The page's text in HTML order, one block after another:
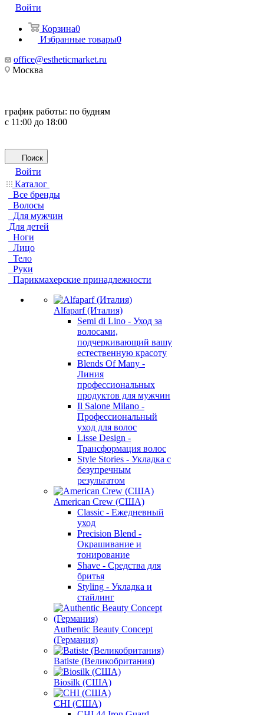
Войти
Корзина0
Избранные товары0
office@estheticmarket.ru
Москва
график работы: по будням
с 11:00 до 18:00
Поиск
Войти
Каталог
Все бренды
Волосы
Для мужчин
Для детей
Ноги
Лицо
Тело
Руки
Парикмахерские принадлежности
Alfaparf (Италия)
Semi di Lino - Уход за
волосами,
подчеркивающий вашу
естественную красоту
Blends Of Many -
Линия
профессиональных
продуктов для мужчин
Il Salone Milano -
Профессиональный
уход для волос
Lisse Design -
Трансформация волос
Style Stories - Укладка с
безупречным
результатом
American Crew (США)
Classic - Ежедневный
уход
Precision Blend -
Окрашивание и
тонирование
Shave - Средства для
бритья
Styling - Укладка и
стайлинг
Authentic Beauty Concept
(Германия)
Batiste (Великобритания)
Biosilk (США)
CHI (США)